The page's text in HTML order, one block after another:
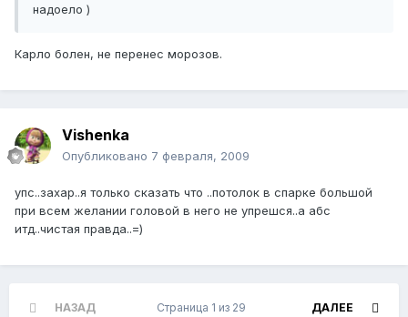
надоело )
Карло болен, не перенес морозов.
Vishenka
Опубликовано 7 февраля, 2009
упс..захар..я только сказать что ..потолок в спарке большой
при всем желании головой в него не упрешся..а абс
итд..чистая правда..=)
НАЗАД ДАЛЕЕ
Страница 1 из 29